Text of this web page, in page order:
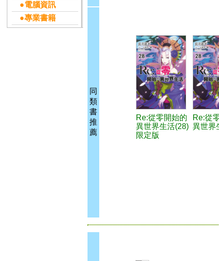
●電腦資訊
●專業書籍
同
類
書
推
薦
Re:從零開始的
異世界生活(28)
限定版
Re:從
異世界